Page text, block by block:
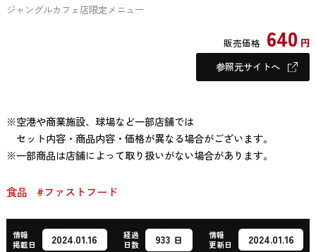
ジャングルカフェ店限定メニュー
販売価格 640 円
参照元サイトへ
※空港や商業施設、球場など一部店舗では
セット内容・商品内容・価格が異なる場合がございます。
※一部商品は店舗によって取り扱いがない場合があります。
食品 #ファストフード
情報
掲載日
2024.01.16
経過
日数
933 日
情報
更新日
2024.01.16